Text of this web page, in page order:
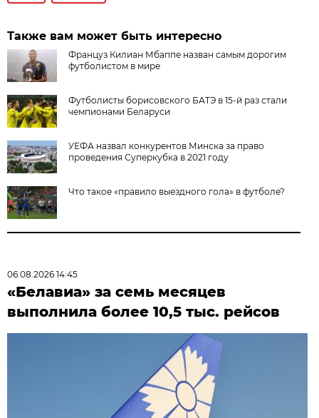
Также вам может быть интересно
Француз Килиан Мбаппе назван самым дорогим
футболистом в мире
Футболисты борисовского БАТЭ в 15-й раз стали
чемпионами Беларуси
УЕФА назвал конкурентов Минска за право
проведения Суперкубка в 2021 году
Что такое «правило выездного гола» в футболе?
06.08.2026 14:45
«Белавиа» за семь месяцев
выполнила более 10,5 тыс. рейсов